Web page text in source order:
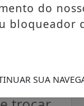
do
bloqueador
SUA